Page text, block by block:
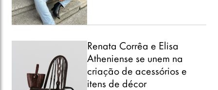
Renata Corrêa e Elisa
Atheniense se unem na
criação de acessórios e
itens de décor